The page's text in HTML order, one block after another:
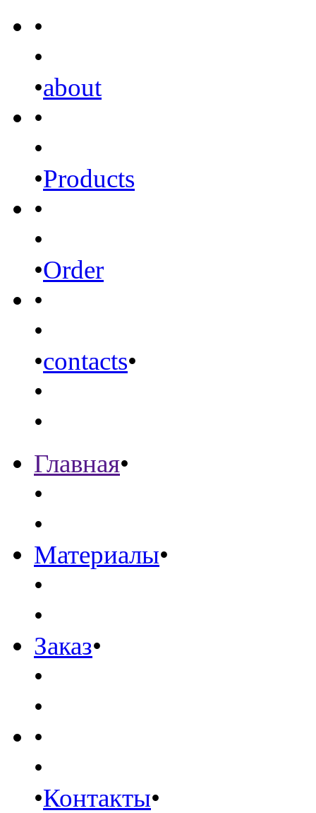
•
•
•about
•
•
•Products
•
•
•Order
•
•
•contacts•
•
•
Главная•
•
•
Материалы•
•
•
Заказ•
•
•
•
•
•Контакты•